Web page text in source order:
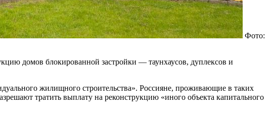
Фото:
домов блокированной застройки — таунхаусов, дуплексов и
жилищного строительства». Россияне, проживающие в таких
тратить выплату на реконструкцию «иного объекта капитального